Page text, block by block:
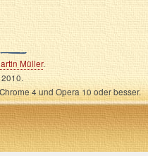
Müller.
4 und Opera 10 oder besser.